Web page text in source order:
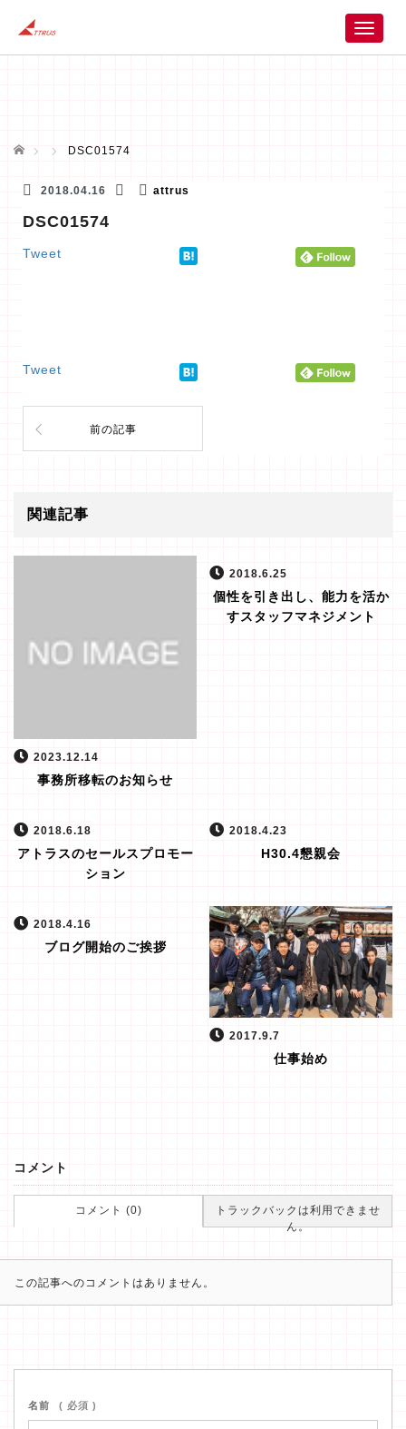
T
ホーム DSC01574
2018.04.16 attrus
DSC01574
Tweet
Tweet
前の記事
関連記事
2023.12.14
事務所移転のお知らせ
2018.6.25
個性を引き出し、能力を活か
すスタッフマネジメント
2018.6.18
アトラスのセールスプロモー
ション
2018.4.23
H30.4懇親会
2018.4.16
ブログ開始のご挨拶
2017.9.7
仕事始め
コメント
コメント (0)
トラックバックは利用できませ
ん。
この記事へのコメントはありません。
名前 ( 必須 )